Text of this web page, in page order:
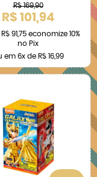
R$ 169,90
R$ 101,94
R$ 91,75 economize 10%
no Pix
em 6xde R$ 16,99